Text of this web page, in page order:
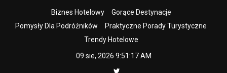
Biznes Hotelowy
Gorące Destynacje
Pomysły Dla Podróżników
Praktyczne Porady Turystyczne
Trendy Hotelowe
09 sie, 2026 9:51:18 AM